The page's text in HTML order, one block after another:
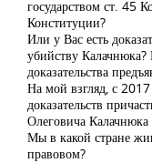
государством ст. 45
Конституции?
Или у Вас есть
убийству
доказательства
На мой взгляд, с
доказательств
Олеговича
Мы в какой стране
правовом?